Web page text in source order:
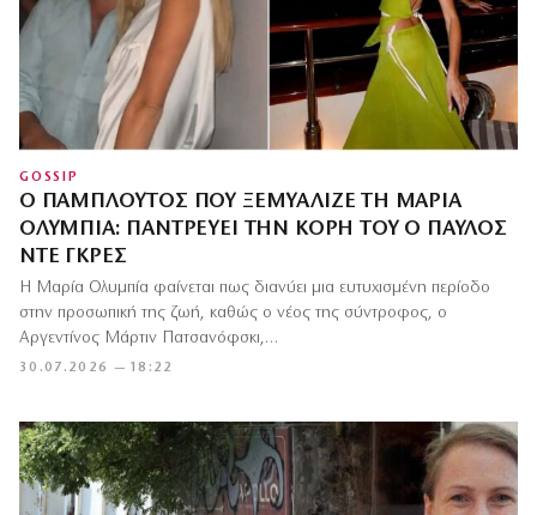
GOSSIP
Ο ΠΆΜΠΛΟΥΤΟΣ ΠΟΥ ΞΕΜΎΑΛΙΖΕ ΤΗ ΜΑΡΊΑ
ΟΛΥΜΠΊΑ: ΠΑΝΤΡΕΎΕΙ ΤΗΝ ΚΌΡΗ ΤΟΥ Ο ΠΑΎΛΟΣ
ΝΤΕ ΓΚΡΕΣ
30.07.2026 — 18:22
Η Μαρία Ολυμπία φαίνεται πως διανύει μια ευτυχισμένη περίοδο
στην προσωπική της ζωή, καθώς ο νέος της σύντροφος, ο
Αργεντίνος Μάρτιν Πατσανόφσκι,…